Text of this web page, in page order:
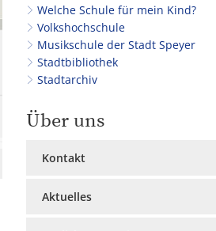
Welche Schule für mein Kind?
Volkshochschule
Musikschule der Stadt Speyer
Stadtbibliothek
Stadtarchiv
Über uns
Kontakt
Aktuelles